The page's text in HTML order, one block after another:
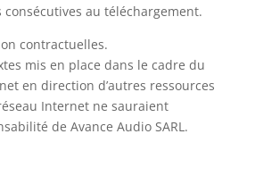
au téléchargement.
contractuelles.
mis en place dans le cadre du
en direction d’autres ressources
Internet ne sauraient
de Avance Audio SARL.